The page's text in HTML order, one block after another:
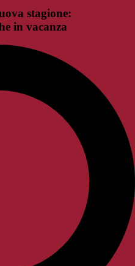
stagione:
in vacanza